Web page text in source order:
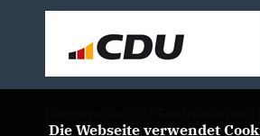
Die Webseite verwendet